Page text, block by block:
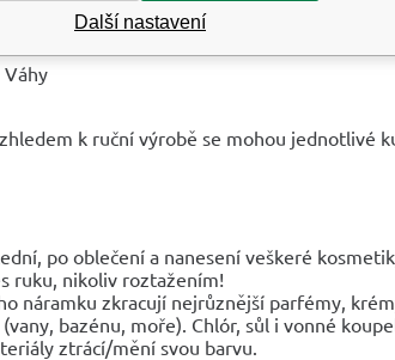
Váhy
k ruční výrobě se mohou jednotlivé
po oblečení a nanesení veškeré
ruku, nikoliv roztažením!
náramku zkracují nejrůznější parfémy,
bazénu, moře). Chlór, sůl i vonné
ztrácí/mění svou barvu.
Další nastavení